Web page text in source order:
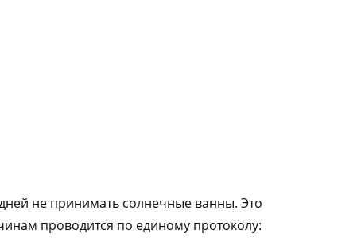
не принимать солнечные ванны. Это
проводится по единому протоколу: